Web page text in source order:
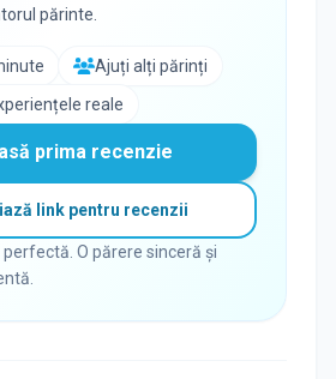
părinte.
Ajuți alți părinți
reale
prima recenzie
link pentru recenzii
perfectă. O părere sinceră și